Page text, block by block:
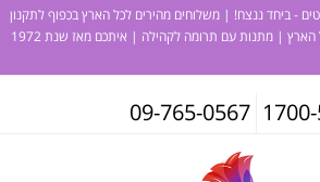
- ביחד ננצח! | משלוחים מהירים לכל הארץ בכפוף לתקנון
| מתנות עם תרומה לקהילה | איתכם מאז שנת 1972
09-765-0567